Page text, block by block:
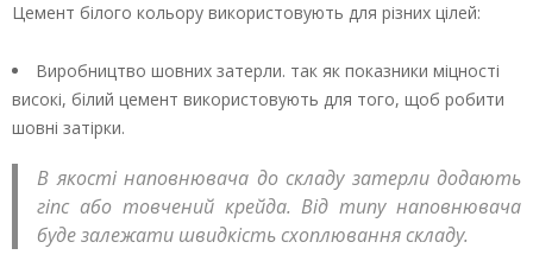
Цемент білого кольору використовують для різних цілей:
Виробництво шовних затерли. так як показники міцності
високі, білий цемент використовують для того, щоб робити
шовні затірки.
В якості наповнювача до складу затерли додають
гіпс або товчений крейда. Від типу наповнювача
буде залежати швидкість схоплювання складу.